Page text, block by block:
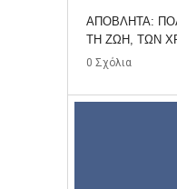
ΑΠΌΒΛΗΤΑ:
ΤΗ ΖΩΉ, ΤΩΝ
0 Σχόλια